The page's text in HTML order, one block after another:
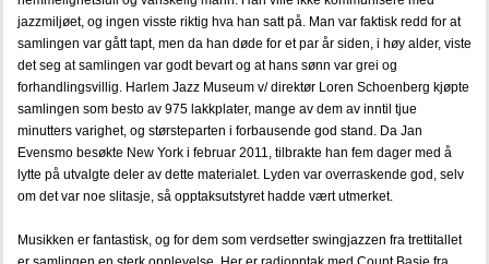
cool-klover-dixie-jazz-in-norway-vol-3-1950-1960
sigarett-stomp-jazz-in-norway-vol-2-1940-1950
turning-pages-jazz-in-norway-vol-4-1960-1970
JAZZBASEN.NO
jazzmiljøet, og ingen visste riktig hva han satt på. Man var faktisk redd for at
samlingen var gått tapt, men da han døde for et par år siden, i høy alder, viste
det seg at samlingen var godt bevart og at hans sønn var grei og
forhandlingsvillig. Harlem Jazz Museum v/ direktør Loren Schoenberg kjøpte
samlingen som besto av 975 lakkplater, mange av dem av inntil tjue
minutters varighet, og størsteparten i forbausende god stand. Da Jan
Evensmo besøkte New York i februar 2011, tilbrakte han fem dager med å
lytte på utvalgte deler av dette materialet. Lyden var overraskende god, selv
om det var noe slitasje, så opptaksutstyret hadde vært utmerket.
Musikken er fantastisk, og for dem som verdsetter swingjazzen fra trettitallet